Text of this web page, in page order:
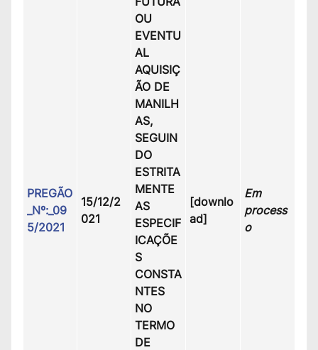
PREGÃO
_Nº:_09
5/2021
15/12/2
021
OU
EVENTU
AL
AQUISIÇ
ÃO DE
MANILH
AS,
SEGUIN
DO
ESTRITA
MENTE
AS
ESPECIF
ICAÇÕE
S
CONSTA
NTES
NO
TERMO
DE
[downlo
ad]
Em
process
o